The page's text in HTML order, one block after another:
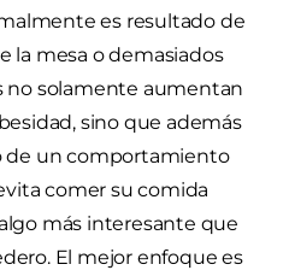
es resultado de
la mesa o demasiados
no solamente aumentan
sino que además
de un comportamiento
comer su comida
más interesante que
El mejor enfoque es